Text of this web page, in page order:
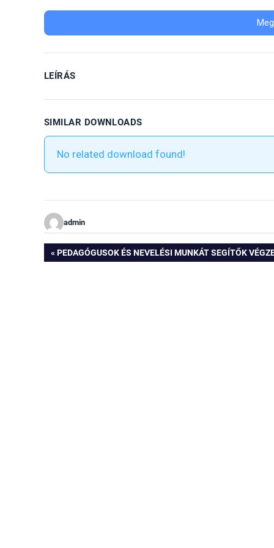
LEÍRÁS
SIMILAR DOWNLOADS
No related download found!
admin
Bejegyzés
PREVIOUS
PEDAGÓGUSOK ÉS NEVELÉSI MUNKÁT SEGÍTŐK